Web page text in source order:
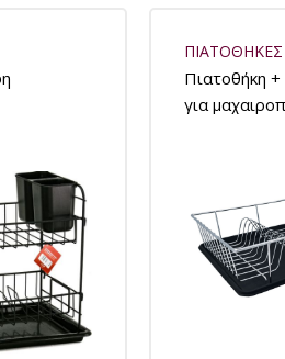
ΠΙΑΤΟΘΗΚΕΣ
Πιατοθήκη
για